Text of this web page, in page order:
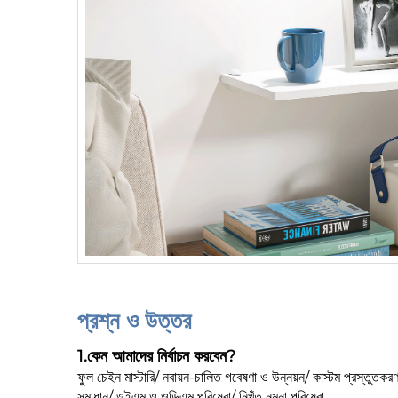
প্রশ্ন ও উত্তর
1.কেন আমাদের নির্বাচন করবেন?
ফুল চেইন মাস্টারি/ নবায়ন-চালিত গবেষণা ও উন্নয়ন/ কাস্টম প্রস্তুতকরণ